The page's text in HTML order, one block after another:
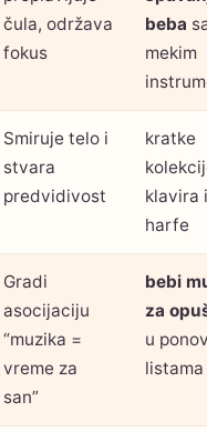
čula, održava
fokus
beba
mekim
Smiruje telo i
stvara
predvidivost
kratke
klavira
harfe
Gradi
asocijaciju
“muzika =
vreme za
san”
bebi
za
u
listama